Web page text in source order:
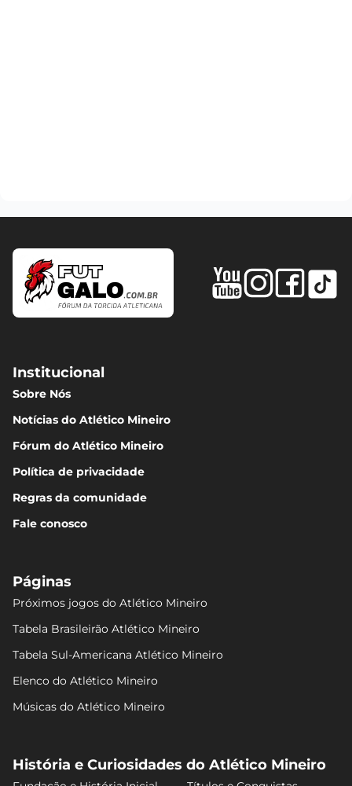
Institucional
Sobre Nós
Notícias do Atlético Mineiro
Fórum do Atlético Mineiro
Política de privacidade
Regras da comunidade
Fale conosco
Páginas
Próximos jogos do Atlético Mineiro
Tabela Brasileirão Atlético Mineiro
Tabela Sul-Americana Atlético Mineiro
Elenco do Atlético Mineiro
Músicas do Atlético Mineiro
História e Curiosidades do Atlético Mineiro